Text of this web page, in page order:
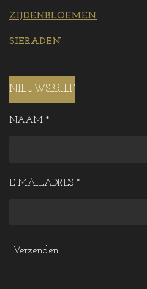
ZIJDENBLOEMEN
SIERADEN
NIEUWSBRIEF
NAAM *
E-MAILADRES *
Verzenden